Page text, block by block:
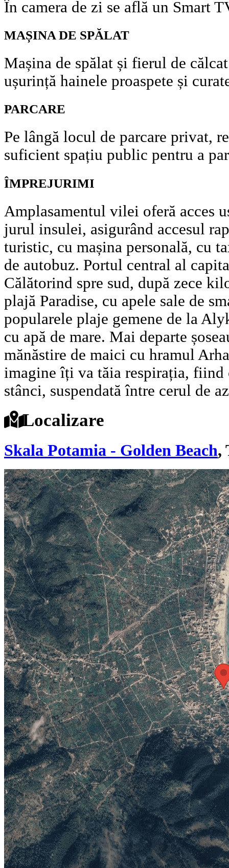
În camera de zi se află un Smart
MAȘINA DE SPĂLAT
Mașina de spălat și fierul de
ușurință hainele proaspete și
PARCARE
Pe lângă locul de parcare privat,
suficient spațiu public pentru a
ÎMPREJURIMI
Amplasamentul vilei oferă acces
jurul insulei, asigurând accesul
turistic, cu mașina personală, cu
de autobuz. Portul central al
Călătorind spre sud, după zece
plajă Paradise, cu apele sale de
popularele plaje gemene de la
cu apă de mare. Mai departe
mănăstire de maici cu hramul
imagine îți va tăia respirația, fiind
stânci, suspendată între cerul de
Localizare
Skala Potamia - Golden Beach,